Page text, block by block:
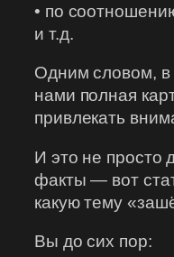
• по
и т.д.
Одним словом, в
нами полная
привлекать
И это не просто
факты — вот
какую тему
Вы до сих пор: